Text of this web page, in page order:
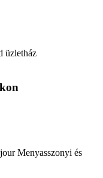
üzletház
Menyasszonyi és